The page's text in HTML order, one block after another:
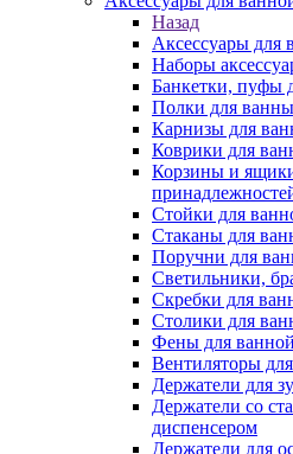
Назад
Аксессуары для
Наборы
Банкетки, пуфы
Полки для
Карнизы для
Коврики для
Корзины и
Стойки для
Стаканы для
Поручни для
Светильники,
Скребки для
Столики для
Фены для
Вентиляторы
Держатели для
Держатели со
диспенсером
Держатели для